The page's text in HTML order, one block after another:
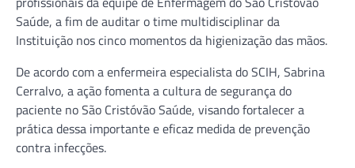
Saúde, a fim de auditar o time multidisciplinar da
Instituição nos cinco momentos da higienização das mãos.
De acordo com a enfermeira especialista do SCIH, Sabrina
Cerralvo, a ação fomenta a cultura de segurança do
paciente no São Cristóvão Saúde, visando fortalecer a
prática dessa importante e eficaz medida de prevenção
contra infecções.